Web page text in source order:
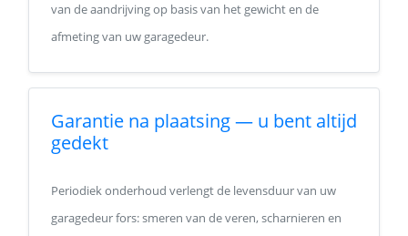
van de aandrijving op basis van het gewicht en de
afmeting van uw garagedeur.
Garantie na plaatsing — u bent altijd
gedekt
Periodiek onderhoud verlengt de levensduur van uw
garagedeur fors: smeren van de veren, scharnieren en